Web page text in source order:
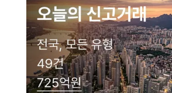
네이버 지도 연결 안
현재 네이버 지도 연결이 원활하지 않아 지도